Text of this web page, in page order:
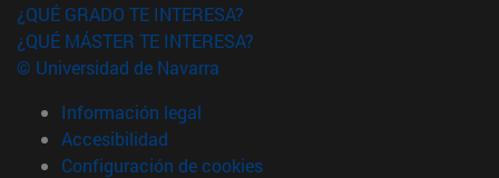
¿QUÉ GRADO TE INTERESA?
¿QUÉ MÁSTER TE INTERESA?
© Universidad de Navarra
Información legal
Accesibilidad
Configuración de cookies